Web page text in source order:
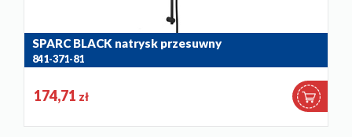
SPARC BLACK natrysk przesuwny
841-371-81
174,71 zł